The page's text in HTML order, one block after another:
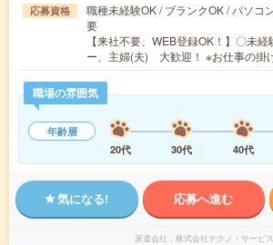
応募資格
職種未経験OK / ブランクOK / パソコ
要
【来社不要、WEB登録OK！】〇未
ー、主婦(夫) 大歓迎！ ※お仕事の掛
職場の雰囲気
年齢層
20代
30代 40代
気になる! 応募へ進む
派遣会社 株式会社テクノ・サービス